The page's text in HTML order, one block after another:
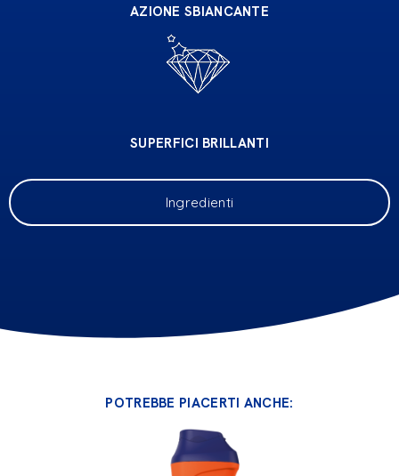
Ingredienti
AZIONE SBIANCANTE
SUPERFICI BRILLANTI
POTREBBE PIACERTI ANCHE: